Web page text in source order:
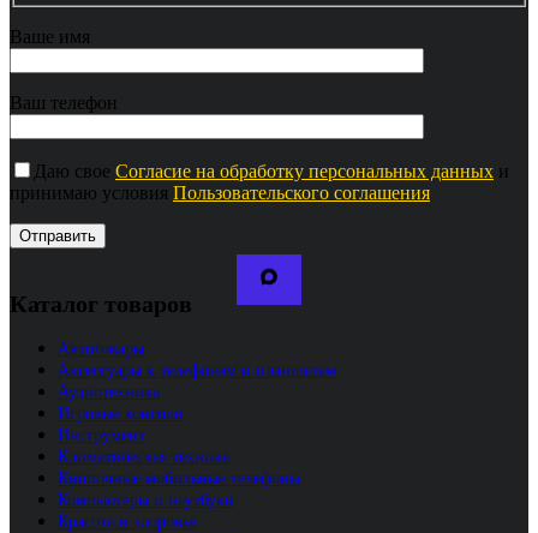
Ваше имя
Ваш телефон
Даю свое Согласие на обработку персональных данных и
принимаю условия Пользовательского соглашения
Каталог товаров
Автотовары
Аксессуары к телефонам и планшетам
Аудиотехника
Игровые консоли
Инструмент
Климатическая техника
Кнопочные мобильные телефоны
Компьютеры и ноутбуки
Красота и здоровье